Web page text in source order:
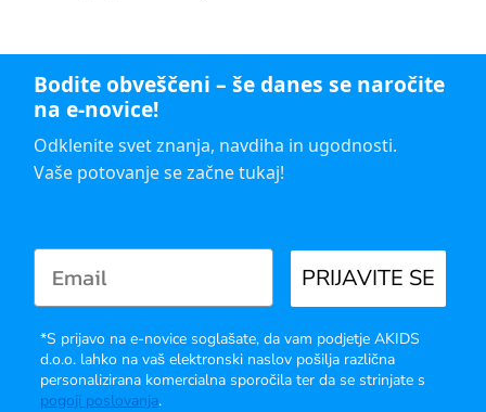
Bodite obveščeni – še danes se naročite
na e-novice!
Odklenite svet znanja, navdiha in ugodnosti.
Vaše potovanje se začne tukaj!
PRIJAVITE SE
*S prijavo na e-novice soglašate, da vam podjetje AKIDS
d.o.o. lahko na vaš elektronski naslov pošilja različna
personalizirana komercialna sporočila ter da se strinjate s
pogoji poslovanja.